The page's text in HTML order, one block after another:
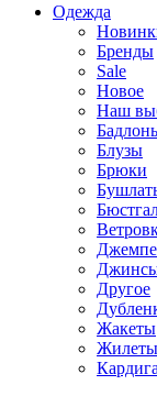
Одежда
Бренды
Sale
Новое
Наш
Блузы
Брюки
Другое
Жакеты
Жилеты